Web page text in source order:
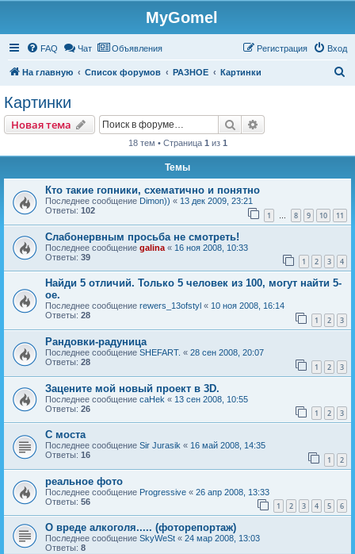
MyGomel
FAQ Чат Объявления Вход
Регистрация
На главную Список форумов РАЗНОЕ Картинки
Картинки
Новая тема
Новаятема Поиск
18 тем • Страница 1 из 1
Темы
Кто такие гопники, схематично и понятно
Последнее сообщение Dimon)) « 13 дек 2009, 23:21
Ответы: 102 1 … 8 9 10 11
Слабонервным просьба не смотреть!
Последнее сообщение galina « 16 ноя 2008, 10:33
Ответы: 39 1 2 3 4
Найди 5 отличий. Только 5 человек из 100, могут найти 5-
ое.
Последнее сообщение rewers_13ofstyl « 10 ноя 2008, 16:14
Ответы: 28 1 2 3
Рандовки-радуница
Последнее сообщение SHEFART. « 28 сен 2008, 20:07
Ответы: 28 1 2 3
Зацените мой новый проект в 3D.
Последнее сообщение caHek « 13 сен 2008, 10:55
Ответы: 26 1 2 3
C моста
Последнее сообщение Sir Jurasik « 16 май 2008, 14:35
Ответы: 16 1 2
реальное фото
Последнее сообщение Progressive « 26 апр 2008, 13:33
Ответы: 56 1 2 3 4 5 6
О вреде алкоголя..... (фоторепортаж)
Последнее сообщение SkyWeSt « 24 мар 2008, 13:03
Ответы: 8